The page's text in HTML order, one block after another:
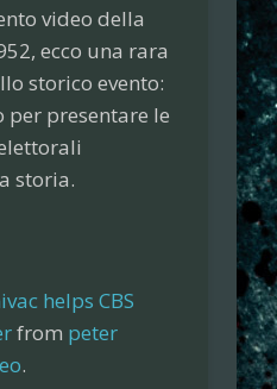
video della
ecco una rara
storico evento:
per presentare le
storia.
helps CBS
from peter
.